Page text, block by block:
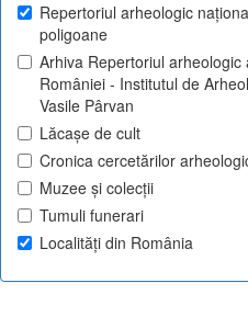
Repertoriul arheologic
poligoane
Arhiva Repertoriul arheologic
României - Institutul de
Vasile Pârvan
Lăcașe de cult
Cronica cercetărilor
Muzee și colecții
Tumuli funerari
Localități din România